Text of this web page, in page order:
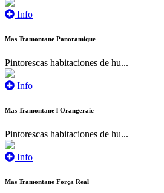
Info
Mas Tramontane Panoramique
Pintorescas habitaciones de hu...
Info
Mas Tramontane l'Orangeraie
Pintorescas habitaciones de hu...
Info
Mas Tramontane Força Real